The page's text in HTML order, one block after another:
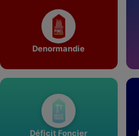
Denormandie
Déficit Foncier